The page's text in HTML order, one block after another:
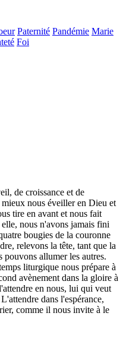
Paternité Pandémie Marie
Foi
de croissance et de
nous éveiller en Dieu et
tire en avant et nous fait
nous n'avons jamais fini
bougies de la couronne
relevons la tête, tant que la
pouvons allumer les autres.
liturgique nous prépare à
avènement dans la gloire à
en nous, lui qui veut
dans l'espérance,
comme il nous invite à le